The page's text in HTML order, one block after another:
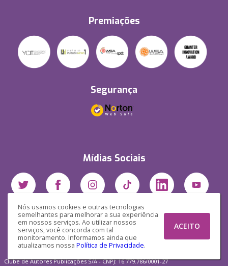
Nós usamos cookies e outras tecnologias
semelhantes para melhorar a sua experiência
em nossos serviços. Ao utilizar nossos
serviços, você concorda com tal
monitoramento. Informamos ainda que
atualizamos nossa Política de Privacidade.
ACEITO
Premiações
Segurança
Mídias Sociais
Clube de Autores Publicações S/A - CNPJ: 16.779.786/0001-27